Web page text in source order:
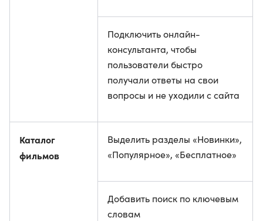
Подключить онлайн-
консультанта, чтобы
пользователи быстро
получали ответы на свои
вопросы и не уходили с сайта
Каталог
фильмов
Выделить разделы «Новинки»,
«Популярное», «Бесплатное»
Добавить поиск по ключевым
словам